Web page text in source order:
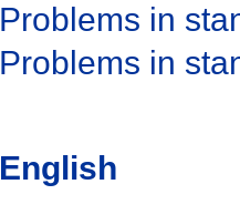
Problems in
Problems in
English